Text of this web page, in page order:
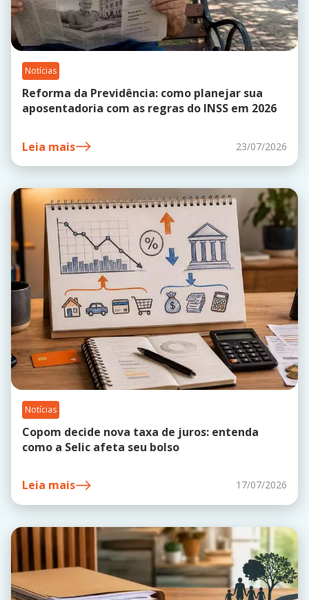
Notícias
Reforma da Previdência: como planejar sua
aposentadoria com as regras do INSS em 2026
Leia mais 23/07/2026
Notícias
Copom decide nova taxa de juros: entenda
como a Selic afeta seu bolso
Leia mais 17/07/2026